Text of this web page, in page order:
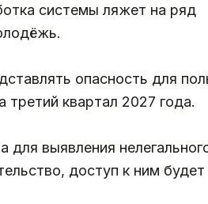
системы ляжет на ряд
опасность для
третий квартал 2027 года.
для выявления
доступ к ним будет